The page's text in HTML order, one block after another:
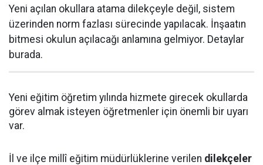
Yeni açılan okullara atama dilekçeyle değil, sistem
üzerinden norm fazlası sürecinde yapılacak. İnşaatın
bitmesi okulun açılacağı anlamına gelmiyor. Detaylar
burada.
Yeni eğitim öğretim yılında hizmete girecek okullarda
görev almak isteyen öğretmenler için önemli bir uyarı
var.
İl ve ilçe millî eğitim müdürlüklerine verilen dilekçeler